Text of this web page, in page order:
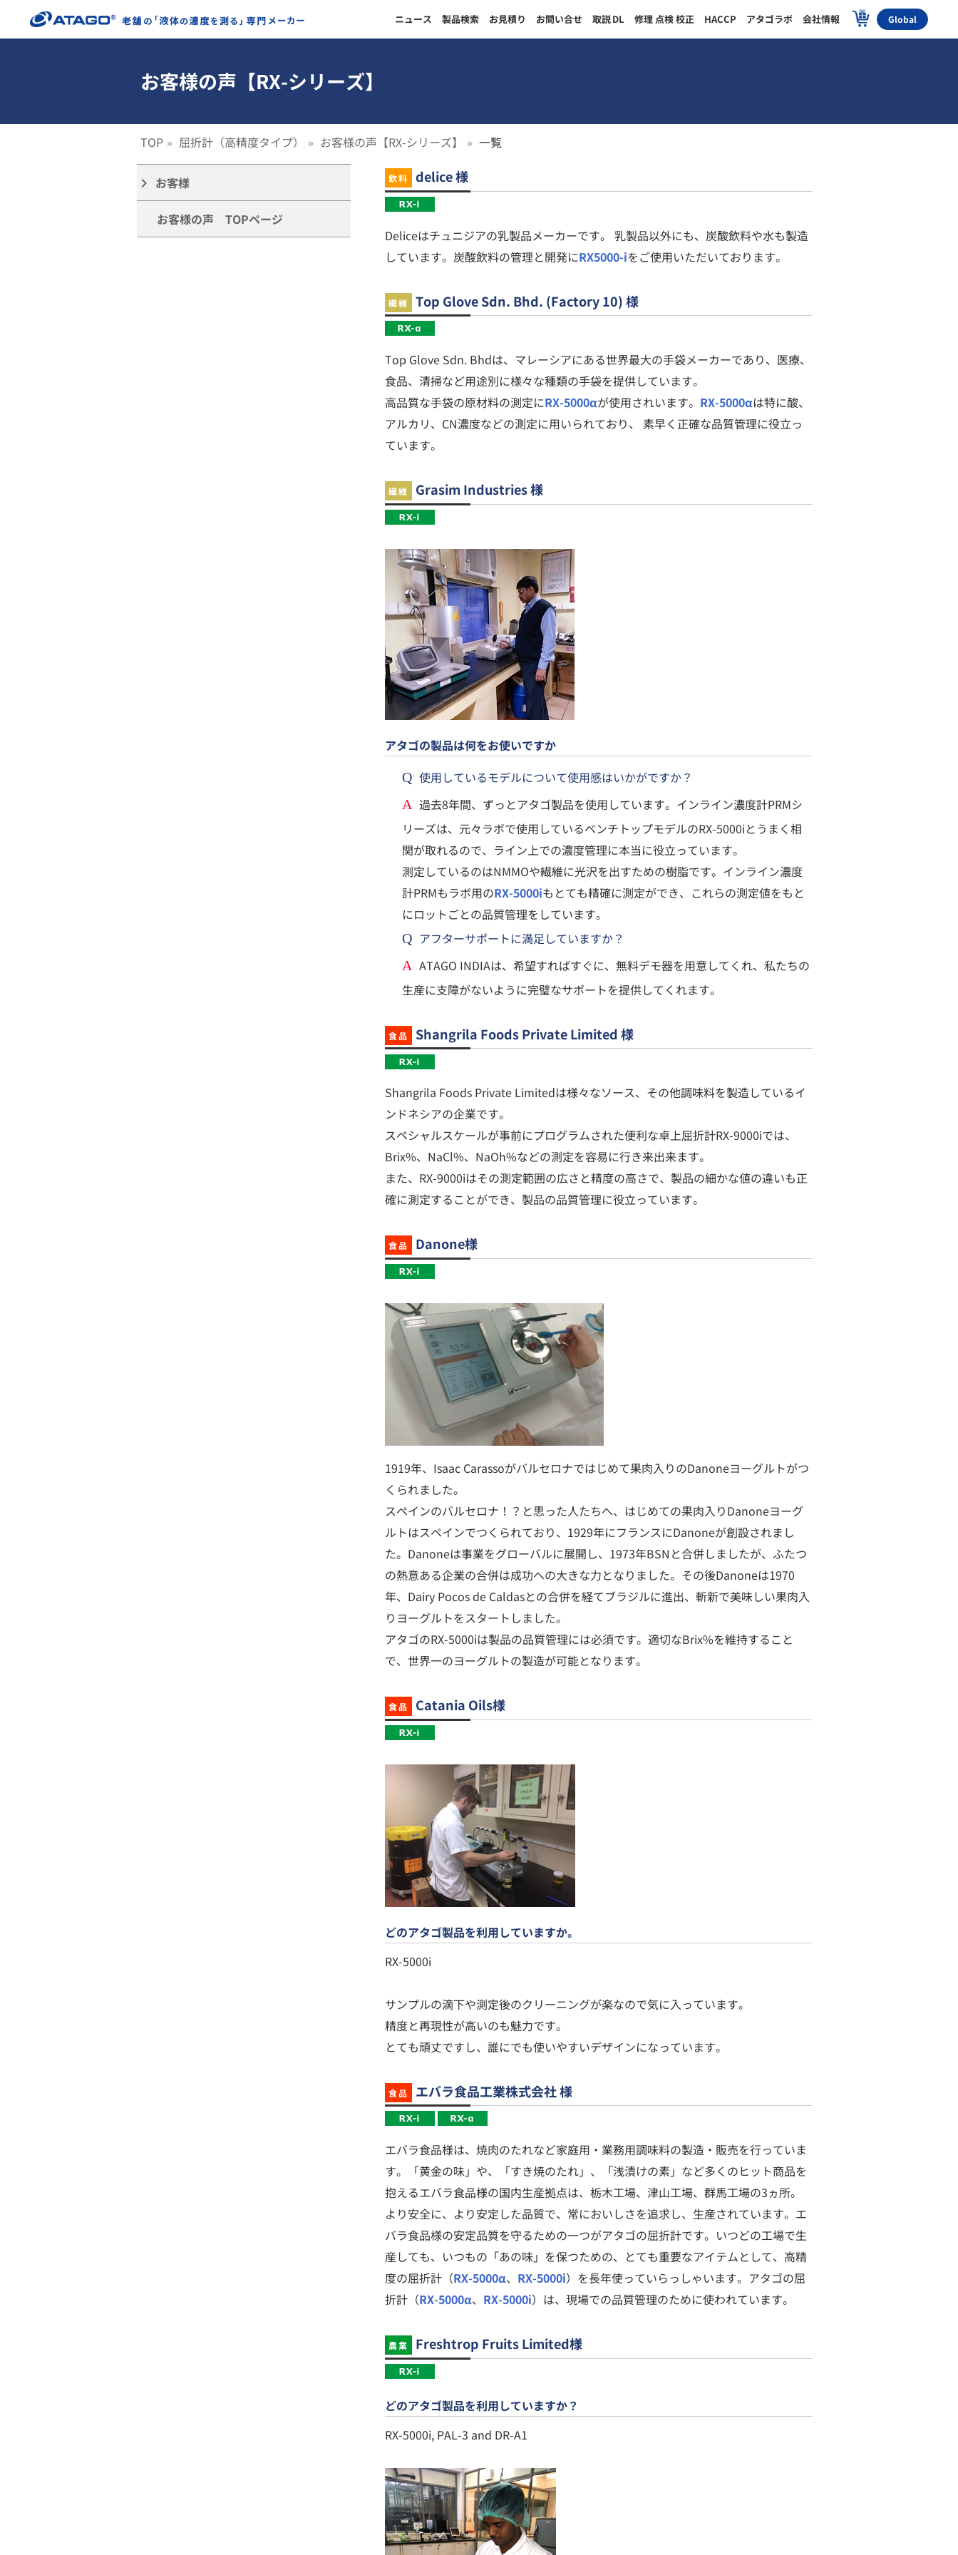
ニュース 製品検索 お見積り お問い合せ 取説DL 修理 点検 校正 HACCP アタゴラボ 会社情報 Global
お客様の声【RX-シリーズ】
TOP 屈折計（高精度タイプ） お客様の声【RX-シリーズ】 一覧
keyboard_arrow_right お客様
お客様の声 TOPページ
飲料 delice 様
Deliceはチュニジアの乳製品メーカーです。 乳製品以外にも、炭酸飲料や水も製造
しています。炭酸飲料の管理と開発にRX5000-iをご使用いただいております。
繊維 Top Glove Sdn. Bhd. (Factory 10) 様
Top Glove Sdn. Bhdは、マレーシアにある世界最大の手袋メーカーであり、医療、
食品、清掃など用途別に様々な種類の手袋を提供しています。
高品質な手袋の原材料の測定にRX-5000αが使用されいます。 RX-5000αは特に酸、
アルカリ、CN濃度などの測定に用いられており、 素早く正確な品質管理に役立っ
ています。
繊維 Grasim Industries 様
アタゴの製品は何をお使いですか
Q 使用しているモデルについて使用感はいかがですか？
A 過去8年間、ずっとアタゴ製品を使用しています。インライン濃度計PRMシ
リーズは、元々ラボで使用しているベンチトップモデルのRX-5000iとうまく相
関が取れるので、ライン上での濃度管理に本当に役立っています。
測定しているのはNMMOや繊維に光沢を出すための樹脂です。インライン濃度
計PRMもラボ用のRX-5000iもとても精確に測定ができ、これらの測定値をもと
にロットごとの品質管理をしています。
Q アフターサポートに満足していますか？
A ATAGO INDIAは、希望すればすぐに、無料デモ器を用意してくれ、私たちの
生産に支障がないように完璧なサポートを提供してくれます。
食品 Shangrila Foods Private Limited 様
Shangrila Foods Private Limitedは様々なソース、その他調味料を製造しているイ
ンドネシアの企業です。
スペシャルスケールが事前にプログラムされた便利な卓上屈折計RX-9000iでは、
Brix%、NaCl%、NaOh%などの測定を容易に行き来出来ます。
また、RX-9000iはその測定範囲の広さと精度の高さで、製品の細かな値の違いも正
確に測定することができ、製品の品質管理に役立っています。
食品 Danone様
1919年、Isaac Carassoがバルセロナではじめて果肉入りのDanoneヨーグルトがつ
くられました。
スペインのバルセロナ！？と思った人たちへ、はじめての果肉入りDanoneヨーグ
ルトはスペインでつくられており、1929年にフランスにDanoneが創設されまし
た。Danoneは事業をグローバルに展開し、1973年BSNと合併しましたが、ふたつ
の熱意ある企業の合併は成功への大きな力となりました。その後Danoneは1970
年、Dairy Pocos de Caldasとの合併を経てブラジルに進出、斬新で美味しい果肉入
りヨーグルトをスタートしました。
アタゴのRX-5000iは製品の品質管理には必須です。適切なBrix%を維持すること
で、世界一のヨーグルトの製造が可能となります。
食品 Catania Oils様
どのアタゴ製品を利用していますか。
RX-5000i
サンプルの滴下や測定後のクリーニングが楽なので気に入っています。
精度と再現性が高いのも魅力です。
とても頑丈ですし、誰にでも使いやすいデザインになっています。
食品 エバラ食品工業株式会社 様
エバラ食品様は、焼肉のたれなど家庭用・業務用調味料の製造・販売を行っていま
す。「黄金の味」や、「すき焼のたれ」、「浅漬けの素」など多くのヒット商品を
抱えるエバラ食品様の国内生産拠点は、栃木工場、津山工場、群馬工場の3ヵ所。
より安全に、より安定した品質で、常においしさを追求し、生産されています。エ
バラ食品様の安定品質を守るための一つがアタゴの屈折計です。いつどの工場で生
産しても、いつもの「あの味」を保つための、とても重要なアイテムとして、高精
度の屈折計（RX-5000α、 RX-5000i）を長年使っていらっしゃいます。アタゴの屈
折計（RX-5000α、 RX-5000i）は、現場での品質管理のために使われています。
農業 Freshtrop Fruits Limited様
どのアタゴ製品を利用していますか？
RX-5000i, PAL-3 and DR-A1